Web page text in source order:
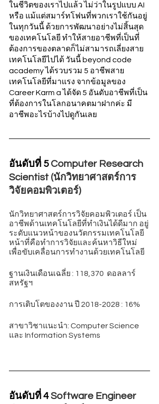
ในชีวิตของเราไปแล้ว ไม่ว่าในรูปแบบ AI
หรือ แม้แต่สมาร์ทโฟนที่พวกเราใช้กันอยู่
ในทุกวันนี้ ด้วยการพัฒนาอย่างไม่สิ้นสุด
ของเทคโนโลยี ทำให้สายอาชีพที่เป็นที่
ต้องการของตลาดก็ไม่สามารถเลี่ยงสาย
เทคโนโลยีไปได้ วันนี้ beyond code
academy ได้รวบรวม 5 อาชีพสาย
เทคโนโลยีที่มาแรง จากข้อมูลของ
Career Karm a ได้จัด 5 อันดับอาชีพที่เป็น
ที่ต้องการในโลกอนาคตมาฝากค่ะ มี
อาชีพอะไรบ้างไปดูกันเลย
อันดับที่ 5 Computer Research
Scientist (นักวิทยาศาสตร์การ
วิจัยคอมพิวเตอร์)
นักวิทยาศาสตร์การวิจัยคอมพิวเตอร์ เป็น
อาชีพด้านเทคโนโลยีที่ทำเงินได้ดีมาก อยู่
ระดับแนวหน้าของนวัตกรรมเทคโนโลยี
หน้าที่คือทำการวิจัยและค้นหาวิธีใหม่
เพื่อขับเคลื่อนการทำงานด้วยเทคโนโลยี
ฐานเงินเดือนเฉลี่ย : 118,370  ดอลลาร์
สหรัฐฯ
การเติบโตของงาน ปี 2018-2028 : 16%
สาขาวิชาแนะนำ: Computer Science
และ Information Systems
อันดับที่ 4 Software Engineer